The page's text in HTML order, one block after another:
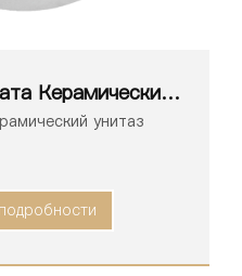
Керамический
унитаз